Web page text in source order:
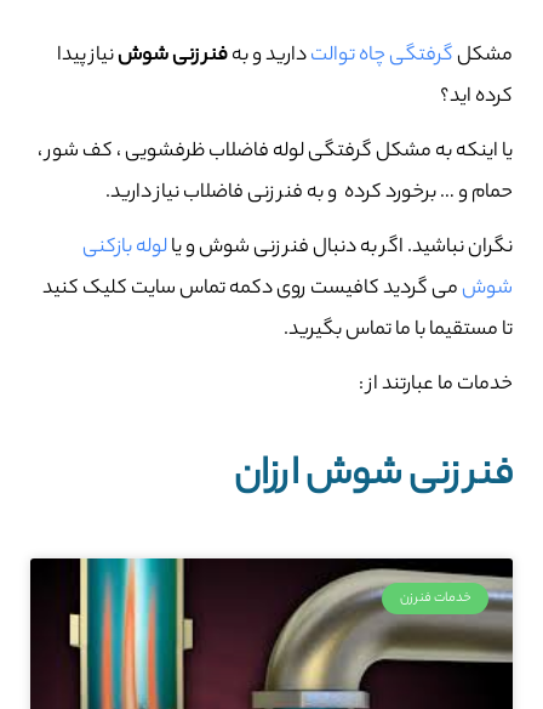
مشکلگرفتگی چاه توالتدارید و بهفنر زنی شوشنیاز پیدا
کرده اید؟
یا اینکه به مشکل گرفتگی لوله فاضلاب ظرفشویی ، کف شور ،
حمام و … برخورد کرده و به فنر زنی فاضلاب نیاز دارید.
نگران نباشید. اگر به دنبال فنر زنی شوش و یالوله بازکنی
شوشمی گردید کافیست روی دکمه تماس سایت کلیک کنید
تا مستقیما با ما تماس بگیرید.
خدمات ما عبارتند از :
فنر زنی شوش ارزان
خدمات فنرزن